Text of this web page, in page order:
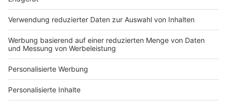
Häuser-Suche
Hausanbieter-Suche
Bauprojekt-Profil
Für Unternehmen
Ihre Baufirma auf bauen.de